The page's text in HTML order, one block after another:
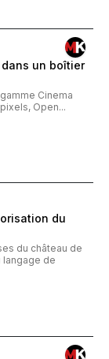
dans un boîtier
Cinema
Open...
du
du château de
langage de